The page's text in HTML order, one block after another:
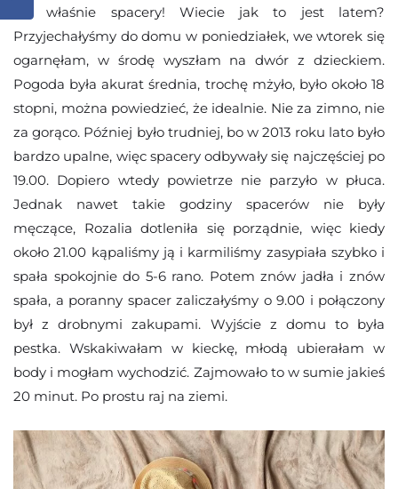
No właśnie spacery! Wiecie jak to jest latem?
Przyjechałyśmy do domu w poniedziałek, we wtorek się
ogarnęłam, w środę wyszłam na dwór z dzieckiem.
Pogoda była akurat średnia, trochę mżyło, było około 18
stopni, można powiedzieć, że idealnie. Nie za zimno, nie
za gorąco. Później było trudniej, bo w 2013 roku lato było
bardzo upalne, więc spacery odbywały się najczęściej po
19.00. Dopiero wtedy powietrze nie parzyło w płuca.
Jednak nawet takie godziny spacerów nie były
męczące, Rozalia dotleniła się porządnie, więc kiedy
około 21.00 kąpaliśmy ją i karmiliśmy zasypiała szybko i
spała spokojnie do 5-6 rano. Potem znów jadła i znów
spała, a poranny spacer zaliczałyśmy o 9.00 i połączony
był z drobnymi zakupami. Wyjście z domu to była
pestka. Wskakiwałam w kieckę, młodą ubierałam w
body i mogłam wychodzić. Zajmowało to w sumie jakieś
20 minut. Po prostu raj na ziemi.